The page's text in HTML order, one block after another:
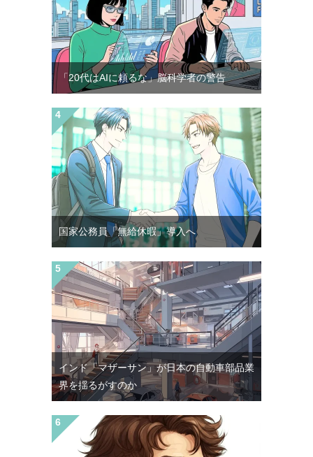
「20代はAIに頼るな」脳科学者の警告
国家公務員「無給休暇」導入へ
インド「マザーサン」が日本の自動車部品業
界を揺るがすのか